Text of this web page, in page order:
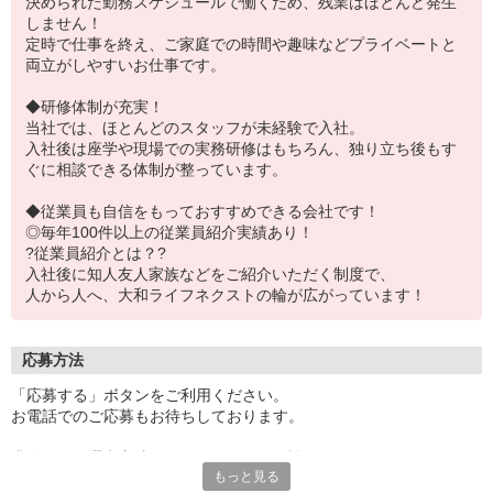
しません！
定時で仕事を終え、ご家庭での時間や趣味などプライベートと
両立がしやすいお仕事です。
◆研修体制が充実！
当社では、ほとんどのスタッフが未経験で入社。
入社後は座学や現場での実務研修はもちろん、独り立ち後もす
ぐに相談できる体制が整っています。
◆従業員も自信をもっておすすめできる会社です！
◎毎年100件以上の従業員紹介実績あり！
?従業員紹介とは？?
入社後に知人友人家族などをご紹介いただく制度で、
人から人へ、大和ライフネクストの輪が広がっています！
応募方法
「応募する」ボタンをご利用ください。
お電話でのご応募もお待ちしております。
ご応募後にお電話かメールにて丁寧にご案内します。
もっと見る